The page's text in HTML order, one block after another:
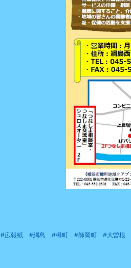
#広報紙 #綱島 #樽町 #師岡町 #大曽根